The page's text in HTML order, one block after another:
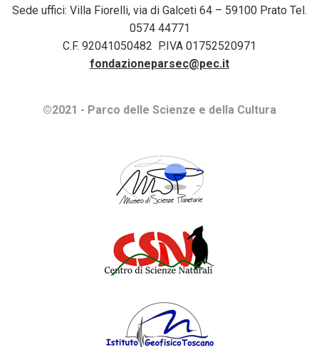
Sede uffici: Villa Fiorelli, via di Galceti 64 – 59100 Prato Tel.
0574 44771
C.F. 92041050482 P.IVA 01752520971
fondazioneparsec@pec.it
©2021 - Parco delle Scienze e della Cultura